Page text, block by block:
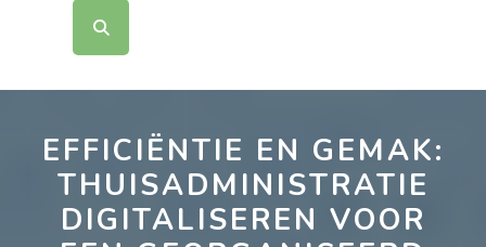
EFFICIËNTIE EN GEMAK:
THUISADMINISTRATIE
DIGITALISEREN VOOR